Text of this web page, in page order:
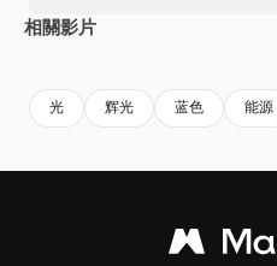
相關影片
光 辉光 蓝色 能源